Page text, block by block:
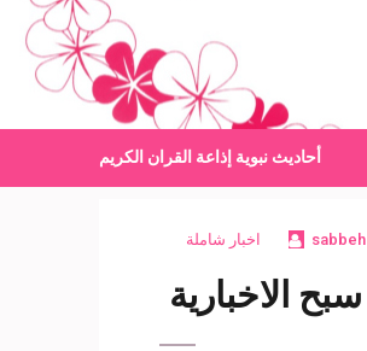
أحاديث نبوية إذاعة القران الكريم
sabbeh اخبار شاملة